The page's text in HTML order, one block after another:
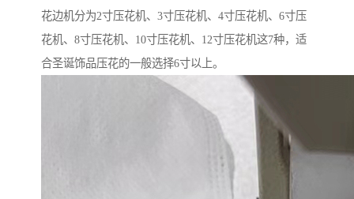
花边机分为2寸压花机、3寸压花机、4寸压花机、6寸压
花机、8寸压花机、10寸压花机、12寸压花机这7种，适
合圣诞饰品压花的一般选择6寸以上。